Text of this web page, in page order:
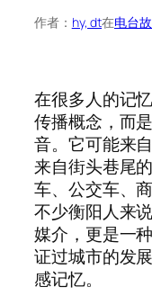
作者： hy, dt在电台
在很多人的记
传播概念，而
音。它可能来
来自街头巷尾
车、公交车、
不少衡阳人来
媒介，更是一
证过城市的发
感记忆。